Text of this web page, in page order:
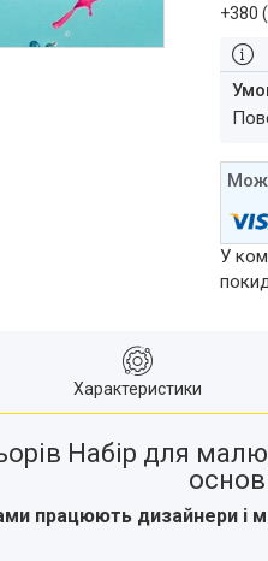
+380
У
Характеристики
Набір для
працюють дизайнери і